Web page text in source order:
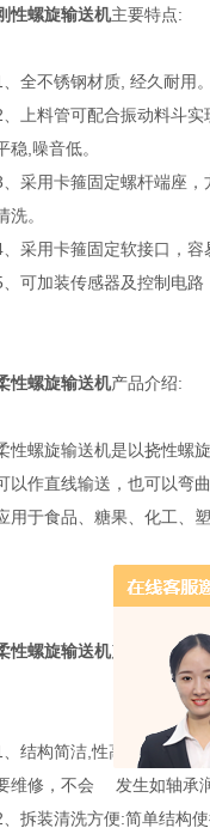
性螺旋输送机主要特点:
、全不锈钢材质, 经久耐用。
、上料管可配合振动料斗
稳,噪音低。
、采用卡箍固定螺杆端座
洗。
、采用卡箍固定软接口，容
、可加装传感器及控制电路
性螺旋输送机产品介绍:
性螺旋输送机是以挠性螺
以作直线输送，也可以弯
用于食品、糖果、化工、
性螺旋输送机产品特点:
、结构简洁,性高:柔性螺旋
维修，不会 发生如轴承
、拆装清洗方便:简单结构